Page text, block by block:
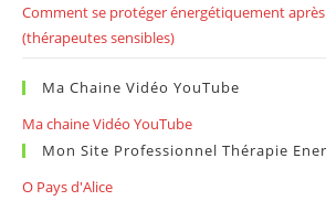
Comment se protéger énergétiquement
(thérapeutes sensibles)
Ma Chaine Vidéo YouTube
Ma chaine Vidéo YouTube
Mon Site Professionnel Thérapie
O Pays d'Alice